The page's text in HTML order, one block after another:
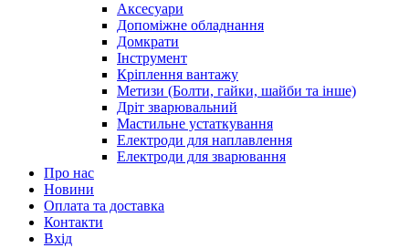
Аксесуари
Допоміжне обладнання
Домкрати
Інструмент
Кріплення вантажу
Метизи (Болти, гайки, шайби та інше)
Дріт зварювальний
Мастильне устаткування
Електроди для наплавлення
Електроди для зварювання
Про нас
Новини
Оплата та доставка
Контакти
Вхiд